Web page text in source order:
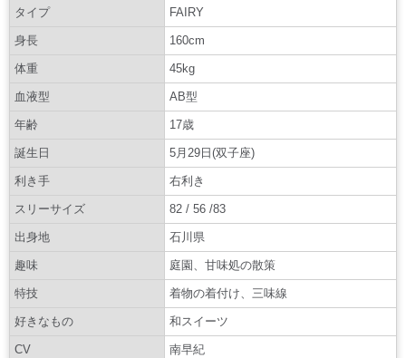
タイプ FAIRY
身長 160cm
体重 45kg
血液型 AB型
年齢 17歳
誕生日 5月29日(双子座)
利き手 右利き
スリーサイズ 82 / 56 /83
出身地 石川県
趣味 庭園、甘味処の散策
特技 着物の着付け、三味線
好きなもの 和スイーツ
CV 南早紀